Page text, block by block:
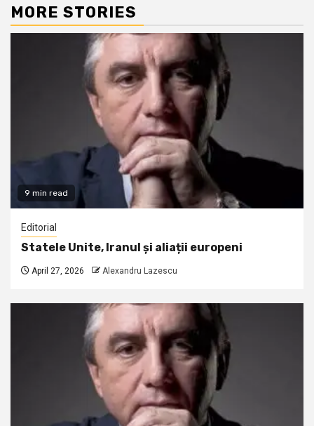
MORE STORIES
9 min read
Editorial
Statele Unite, Iranul și aliații europeni
April 27, 2026 Alexandru Lazescu